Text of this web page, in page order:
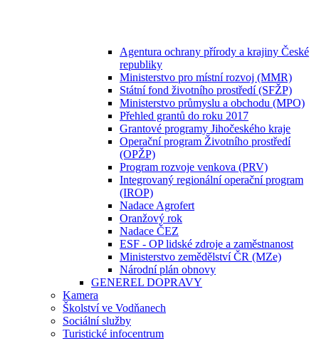
Agentura ochrany přírody a krajiny České
republiky
Ministerstvo pro místní rozvoj (MMR)
Státní fond životního prostředí (SFŽP)
Ministerstvo průmyslu a obchodu (MPO)
Přehled grantů do roku 2017
Grantové programy Jihočeského kraje
Operační program Životního prostředí
(OPŽP)
Program rozvoje venkova (PRV)
Integrovaný regionální operační program
(IROP)
Nadace Agrofert
Oranžový rok
Nadace ČEZ
ESF - OP lidské zdroje a zaměstnanost
Ministerstvo zemědělství ČR (MZe)
Národní plán obnovy
GENEREL DOPRAVY
Kamera
Školství ve Vodňanech
Sociální služby
Turistické infocentrum